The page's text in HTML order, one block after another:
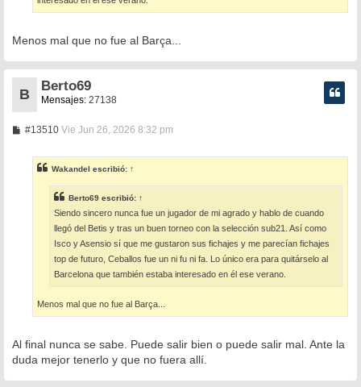
Menos mal que no fue al Barça...
B
Berto69
Mensajes: 27138
#13510M
a
j
e
Vie Jun 26, 2026 8:32 pm
Wakandel escribió: ↑
Berto69 escribió: ↑
Siendo sincero nunca fue un jugador de mi agrado y hablo de cuando
llegó del Betis y tras un buen torneo con la selección sub21. Así como
Isco y Asensio sí que me gustaron sus fichajes y me parecían fichajes
top de futuro, Ceballos fue un ni fu ni fa. Lo único era para quitárselo al
Barcelona que también estaba interesado en él ese verano.
Menos mal que no fue al Barça...
Al final nunca se sabe. Puede salir bien o puede salir mal. Ante la
duda mejor tenerlo y que no fuera allí.